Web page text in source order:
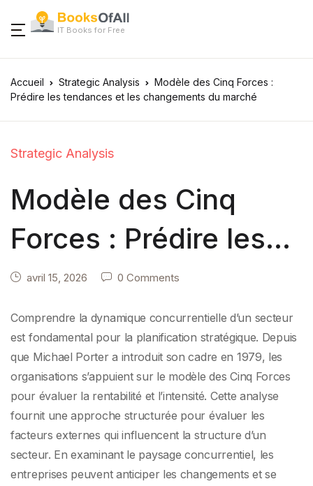
IT Books for Free
Accueil Strategic Analysis
Modèle des Cinq Forces :
Prédire les tendances et les changements du marché
Strategic Analysis
Modèle des Cinq
Forces : Prédire les
tendances et les
changements du
marché
avril 15, 2026 0 Comments
Comprendre la dynamique concurrentielle d’un secteur
est fondamental pour la planification stratégique. Depuis
que Michael Porter a introduit son cadre en 1979, les
organisations s’appuient sur le modèle des Cinq Forces
pour évaluer la rentabilité et l’intensité. Cette analyse
fournit une approche structurée pour évaluer les
facteurs externes qui influencent la structure d’un
secteur. En examinant le paysage concurrentiel, les
entreprises peuvent anticiper les changements et se